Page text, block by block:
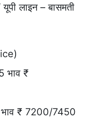
लाइन – बासमती
भाव ₹
₹ 7200/7450